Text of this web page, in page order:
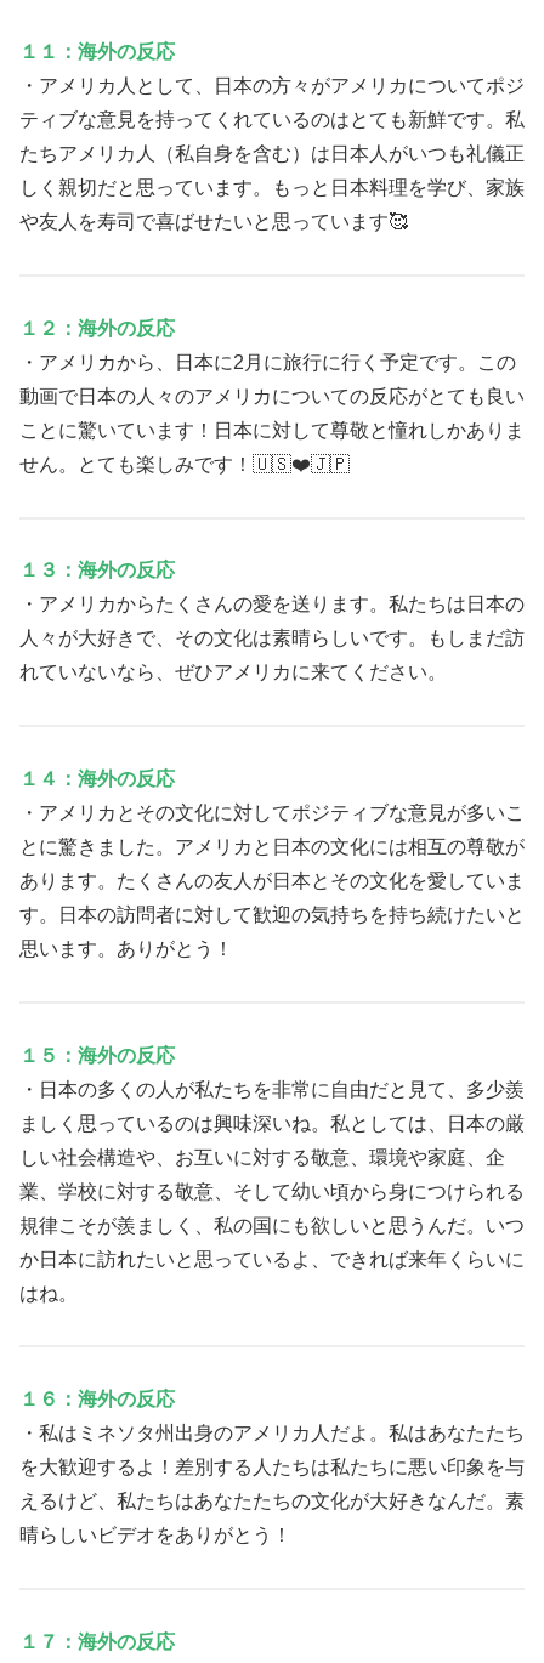
１１：海外の反応
・アメリカ人として、日本の方々がアメリカについてポジ
ティブな意見を持ってくれているのはとても新鮮です。私
たちアメリカ人（私自身を含む）は日本人がいつも礼儀正
しく親切だと思っています。もっと日本料理を学び、家族
や友人を寿司で喜ばせたいと思っています🥰
１２：海外の反応
・アメリカから、日本に2月に旅行に行く予定です。この
動画で日本の人々のアメリカについての反応がとても良い
ことに驚いています！日本に対して尊敬と憧れしかありま
せん。とても楽しみです！🇺🇸❤️🇯🇵
１３：海外の反応
・アメリカからたくさんの愛を送ります。私たちは日本の
人々が大好きで、その文化は素晴らしいです。もしまだ訪
れていないなら、ぜひアメリカに来てください。
１４：海外の反応
・アメリカとその文化に対してポジティブな意見が多いこ
とに驚きました。アメリカと日本の文化には相互の尊敬が
あります。たくさんの友人が日本とその文化を愛していま
す。日本の訪問者に対して歓迎の気持ちを持ち続けたいと
思います。ありがとう！
１５：海外の反応
・日本の多くの人が私たちを非常に自由だと見て、多少羨
ましく思っているのは興味深いね。私としては、日本の厳
しい社会構造や、お互いに対する敬意、環境や家庭、企
業、学校に対する敬意、そして幼い頃から身につけられる
規律こそが羨ましく、私の国にも欲しいと思うんだ。いつ
か日本に訪れたいと思っているよ、できれば来年くらいに
はね。
１６：海外の反応
・私はミネソタ州出身のアメリカ人だよ。私はあなたたち
を大歓迎するよ！差別する人たちは私たちに悪い印象を与
えるけど、私たちはあなたたちの文化が大好きなんだ。素
晴らしいビデオをありがとう！
１７：海外の反応